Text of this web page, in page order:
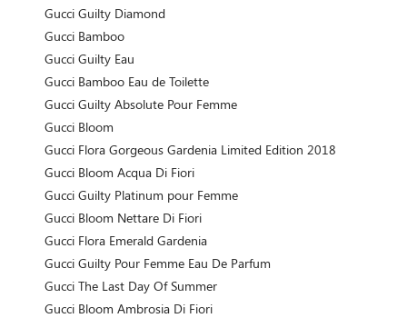
Gucci Guilty Diamond
Gucci Bamboo
Gucci Guilty Eau
Gucci Bamboo Eau de Toilette
Gucci Guilty Absolute Pour Femme
Gucci Bloom
Gucci Flora Gorgeous Gardenia Limited Edition 2018
Gucci Bloom Acqua Di Fiori
Gucci Guilty Platinum pour Femme
Gucci Bloom Nettare Di Fiori
Gucci Flora Emerald Gardenia
Gucci Guilty Pour Femme Eau De Parfum
Gucci The Last Day Of Summer
Gucci Bloom Ambrosia Di Fiori